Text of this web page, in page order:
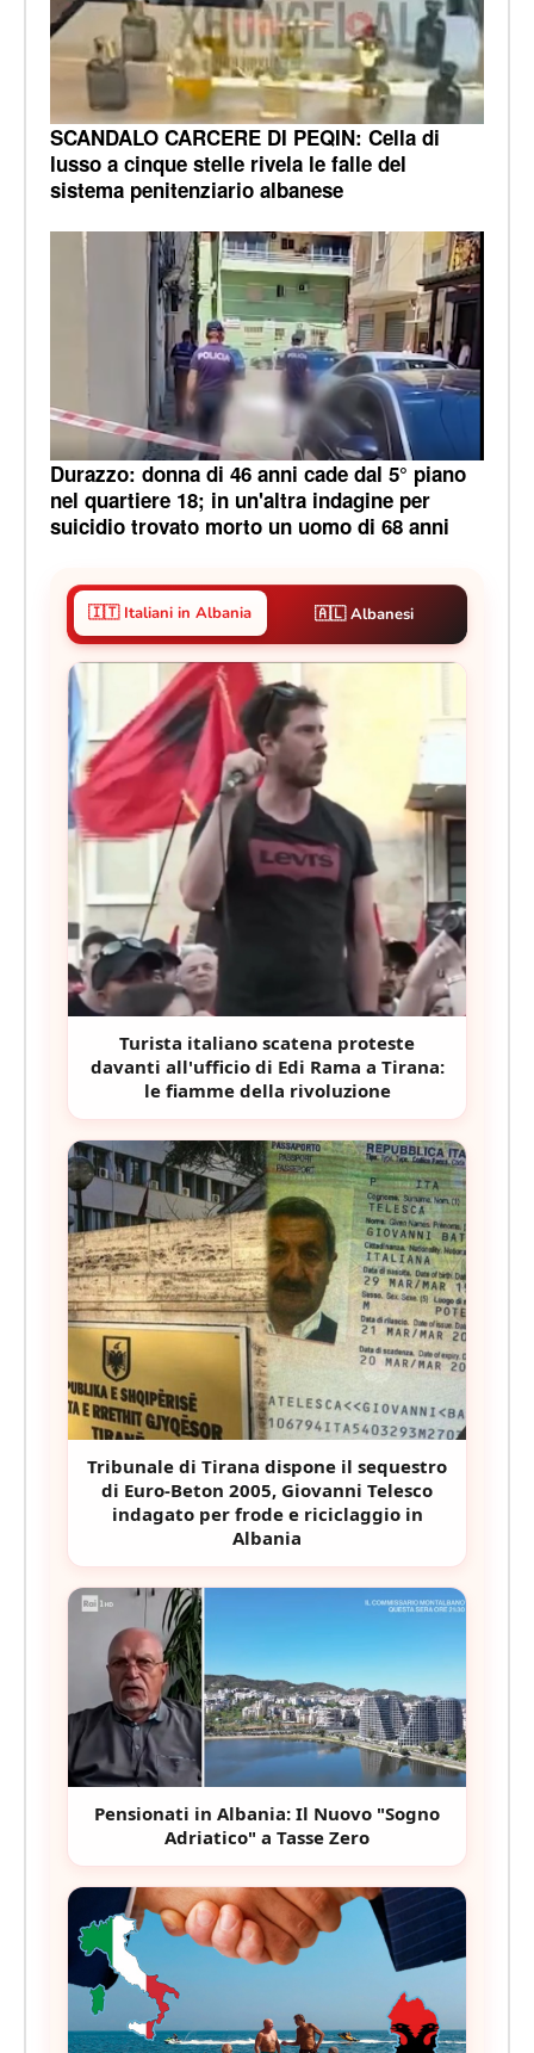
SCANDALO CARCERE DI PEQIN: Cella di
lusso a cinque stelle rivela le falle del
sistema penitenziario albanese
Durazzo: donna di 46 anni cade dal 5° piano
nel quartiere 18; in un'altra indagine per
suicidio trovato morto un uomo di 68 anni
🇮🇹 Italiani in Albania 🇦🇱 Albanesi
Turista italiano scatena proteste
davanti all'ufficio di Edi Rama a Tirana:
le fiamme della rivoluzione
Tribunale di Tirana dispone il sequestro
di Euro-Beton 2005, Giovanni Telesco
indagato per frode e riciclaggio in
Albania
Pensionati in Albania: Il Nuovo "Sogno
Adriatico" a Tasse Zero